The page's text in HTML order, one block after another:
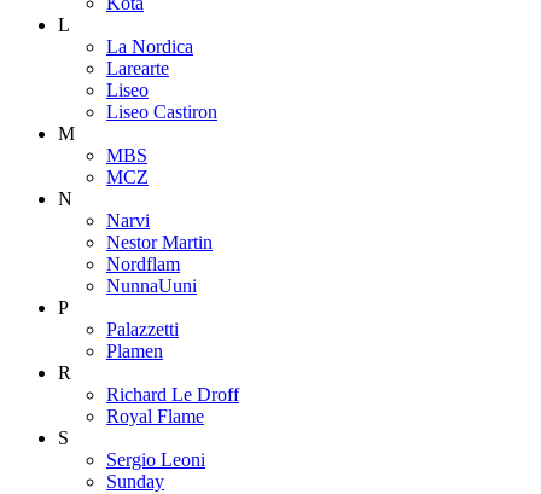
L
La Nordica
Larearte
Liseo
Liseo Castiron
M
MBS
MCZ
N
Narvi
Nestor Martin
Nordflam
NunnaUuni
P
Palazzetti
Plamen
R
Richard Le Droff
Royal Flame
S
Sergio Leoni
Sunday